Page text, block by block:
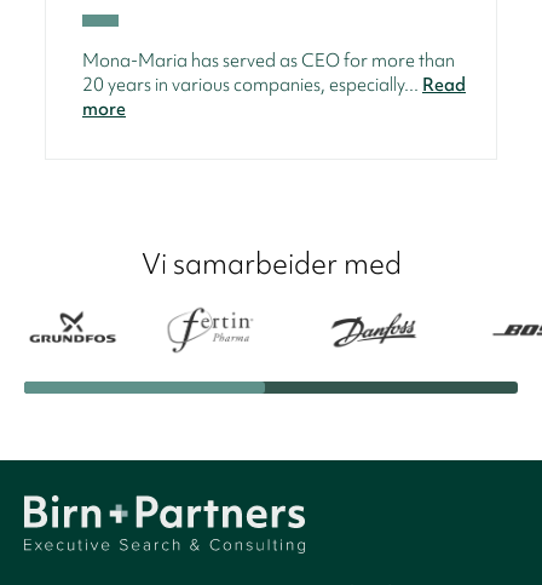
Mona-Maria has served as CEO for more than
20 years in various companies, especially... Read
more
Vi samarbeider med